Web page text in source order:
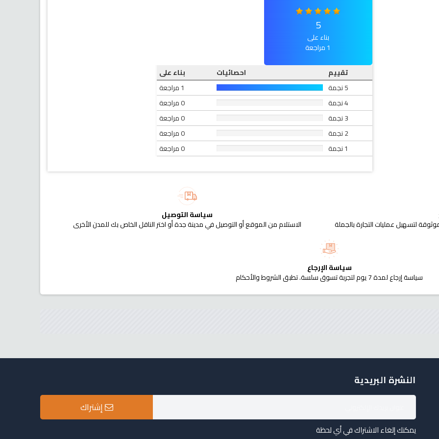
5
بناء على
1 مراجعة
تقييم
احصائيات
بناء على
5 نجمة
1 مراجعة
4 نجمة
0 مراجعة
3 نجمة
0 مراجعة
2 نجمة
0 مراجعة
1 نجمة
0 مراجعة
لتسهيل عمليات التجارة بالجملة
سياسة التوصيل
الاستلام من الموقع أو التوصيل في مدينة جدة أو اختر الناقل الخاص بك للمدن الأخرى
سياسة الإرجاع
سياسة إرجاع لمدة 7 يوم لتجربة تسوق سلسة. تطبق الشروط والأحكام
النشرة البريدية
إشتراك
يمكنك إلغاء الاشتراك في أي لحظة